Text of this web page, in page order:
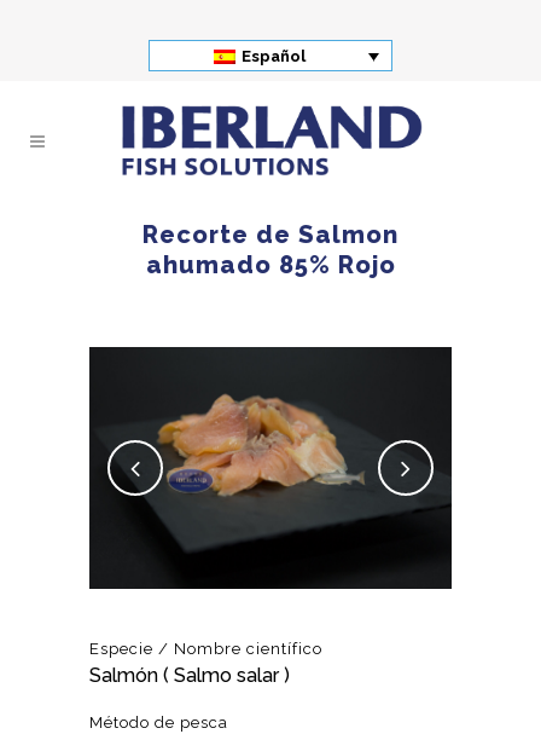
Español
Recorte de Salmon
ahumado 85% Rojo
Especie / Nombre científico
Salmón ( Salmo salar )
Método de pesca